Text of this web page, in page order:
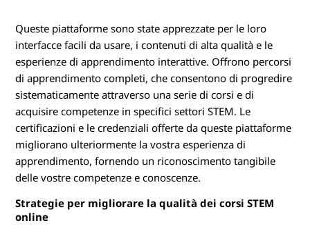
Queste piattaforme sono state apprezzate per le loro
interfacce facili da usare, i contenuti di alta qualità e le
esperienze di apprendimento interattive. Offrono percorsi
di apprendimento completi, che consentono di progredire
sistematicamente attraverso una serie di corsi e di
acquisire competenze in specifici settori STEM. Le
certificazioni e le credenziali offerte da queste piattaforme
migliorano ulteriormente la vostra esperienza di
apprendimento, fornendo un riconoscimento tangibile
delle vostre competenze e conoscenze.
Strategie per migliorare la qualità dei corsi STEM
online